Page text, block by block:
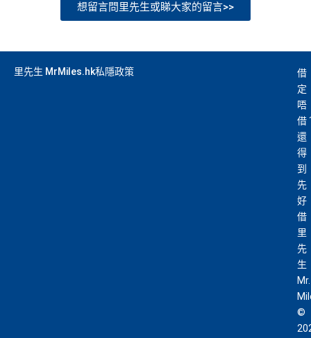
想留言問里先生或睇大家的留言>>
里先生 MrMiles.hk私隱政策
借
定
唔
借
還
得
到
先
好
借
里
先
生
Mr.
©